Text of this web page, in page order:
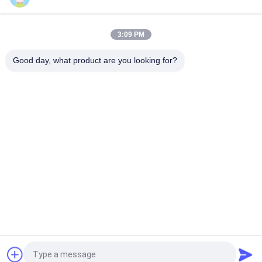
3:09 PM
Good day, what product are you looking for?